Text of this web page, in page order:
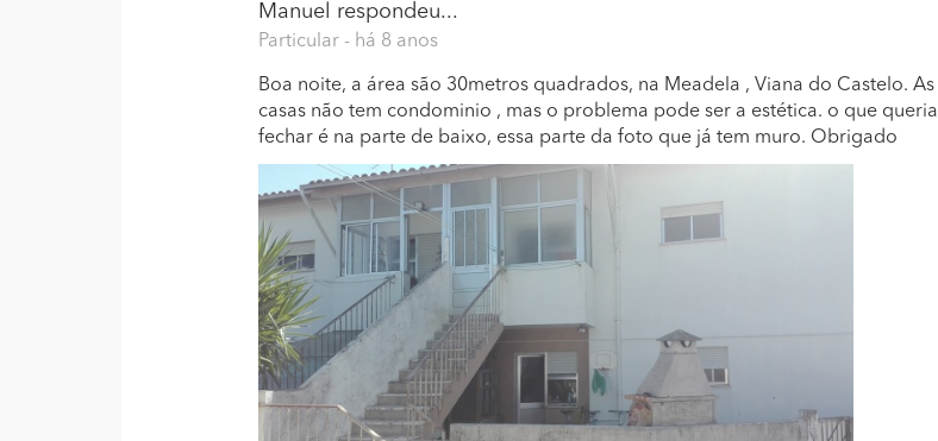
Manuel respondeu...
Particular - há 8 anos
Boa noite, a área são 30metros quadrados, na Meadela , Viana do Castelo. As
casas não tem condominio , mas o problema pode ser a estética. o que queria
fechar é na parte de baixo, essa parte da foto que já tem muro. Obrigado